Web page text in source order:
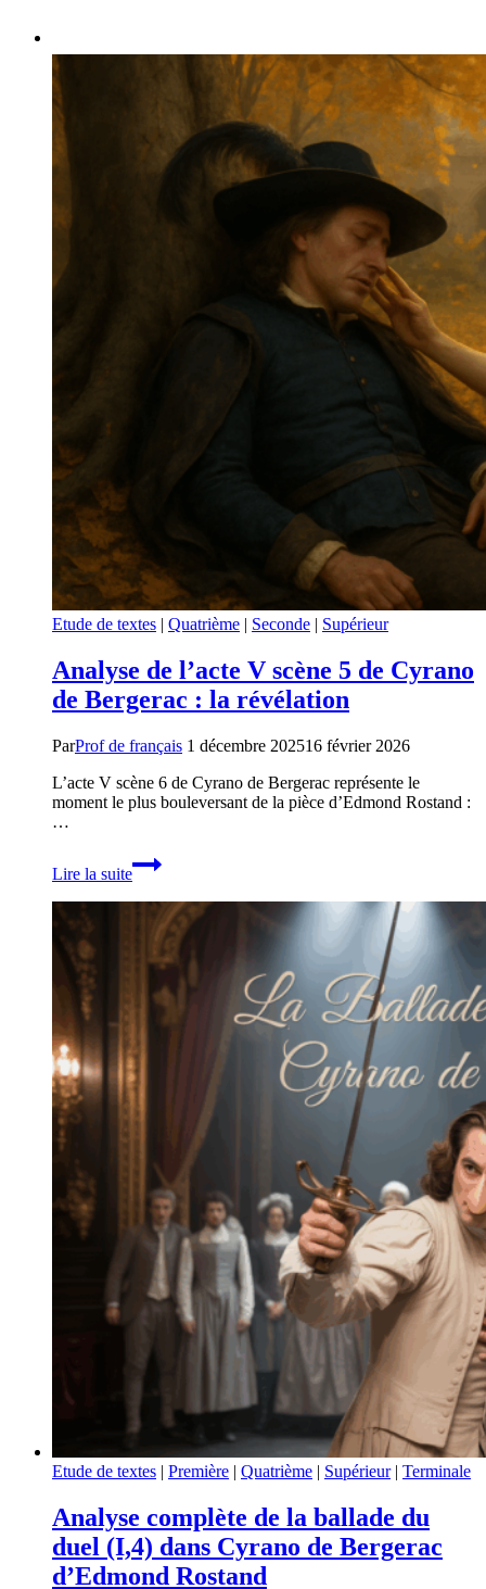
Etude de textes | Quatrième | Seconde | Supérieur
Analyse de l’acte V scène 5 de Cyrano
de Bergerac : la révélation
ParProf de français 1 décembre 202516 février 2026
L’acte V scène 6 de Cyrano de Bergerac représente le
moment le plus bouleversant de la pièce d’Edmond Rostand :
…
Lire la suite
Analyse
de
scène
Cyrano
:
la
révélation
Etude de textes | Première | Quatrième | Supérieur| Terminale
Analyse complète de la ballade du
duel (I,4) dans Cyrano de Bergerac
d’Edmond Rostand